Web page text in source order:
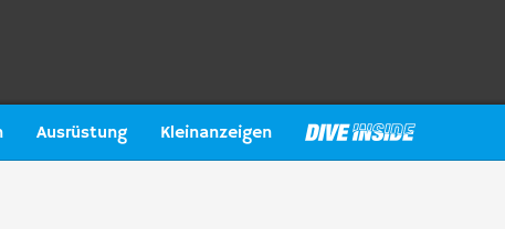
Ausrüstung Kleinanzeigen